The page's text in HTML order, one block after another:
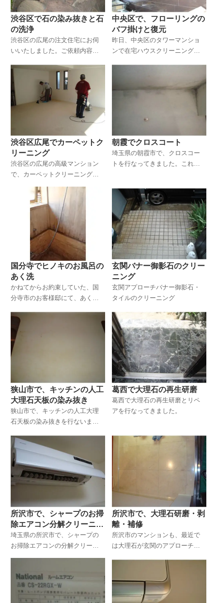
渋谷区で石の染み抜きと石
の洗浄
渋谷区の広尾の注文住宅にお伺
いいたしました。ご依頼内容
系の石の染み抜きと、石の洗浄
中央区で、フローリングの
バフ掛けと復元
昨日、中央区のタワーマンショ
ンで在宅ハウスクリーニングを
す。中央区のタワーマンション
の在宅ハウスクリーニングのニ
るお客様も何人かおります。あ
渋谷区広尾でカーペットク
リーニング
渋谷区の広尾の高級マンション
で、カーペットクリーニングを
してきました。コチラのマンシ
ョンの、購入価格を聞いてビッ
クリです。1億5千万・・・とて
も私たちが購入できるようなマ
ンションではありません。
朝霞でクロスコート
埼玉県の朝霞市で、クロスコー
トを行なってきました。これ
ない状況でした。
国分寺でヒノキのお風呂の
あく洗
かねてからお約束していた、国
分寺市のお客様邸にて、あく洗
らの国分寺のお客様は、3月だっ
たでしょうか？お風呂のあく洗
いを始め、木部のあく洗い、全
体的なクリーニングをご依頼さ
玄関バナー御影石のクリー
ニング
玄関アプローチバナー御影石・
タイルのクリーニング
狭山市で、キッチンの人工
大理石天板の染み抜き
狭山市で、キッチンの人工大理
石天板の染み抜きを行ないまし
葛西で大理石の再生研磨
葛西で大理石の再生研磨とリペ
アを行なってきました。
所沢市で、シャープのお掃
除エアコン分解クリーニン
グ
埼玉県の所沢市で、シャープの
お掃除エアコンの分解クリーニ
所沢市で、ほとんど同じ機種を
クリーニングしてきました。１
台目は、所沢の金山町のマンシ
所沢市で、大理石研磨・剥
離・補修
所沢市のマンションも、最近で
は大理石が玄関のアプローチや
く、大理石の再生研磨を頼まれ
るお客さまも増えました。